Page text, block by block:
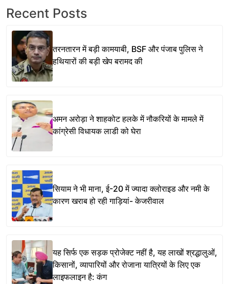
Recent Posts
तरनतारन में बड़ी कामयाबी, BSF और पंजाब पुलिस ने
हथियारों की बड़ी खेप बरामद की
अमन अरोड़ा ने शाहकोट हलके में नौकरियों के मामले में
कांग्रेसी विधायक लाडी को घेरा
सियाम ने भी माना, ई-20 में ज्यादा क्लोराइड और नमी के
कारण खराब हो रही गाड़ियां- केजरीवाल
यह सिर्फ एक सड़क प्रोजेक्ट नहीं है, यह लाखों श्रद्धालुओं,
किसानों, व्यापारियों और रोजाना यात्रियों के लिए एक
लाइफलाइन है: कंग